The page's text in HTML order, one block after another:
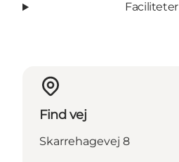
Faciliteter
Find vej
Skarrehagevej 8